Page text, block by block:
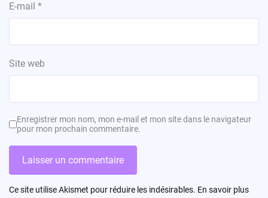
E-mail *
Site web
Enregistrer mon nom, mon e-mail et mon site dans le navigateur
pour mon prochain commentaire.
Ce site utilise Akismet pour réduire les indésirables. En savoir plus